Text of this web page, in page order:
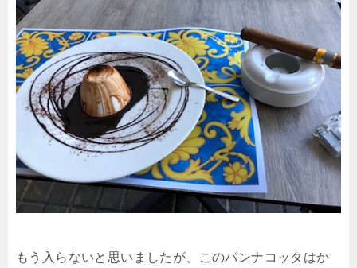
もう入らないと思いましたが、このパンナコッタはか